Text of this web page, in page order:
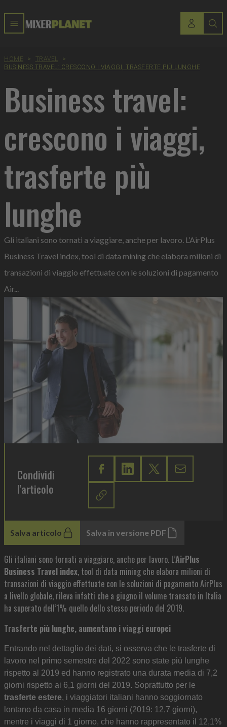
HOME > TRAVEL
>
BUSINESS TRAVEL: CRESCONO I VIAGGI, TRASFERTE PIÙ LUNGHE
Business travel:
crescono i viaggi,
trasferte più
lunghe
Gli italiani sono tornati a viaggiare, anche per lavoro. L’AirPlus
Business Travel index, tool di data mining che elabora milioni di
transazioni di viaggio effettuate con le soluzioni di pagamento
Air...
Condividi
l'articolo
Salva articolo Salva in versione PDF
Gli italiani sono tornati a viaggiare, anche per lavoro. L’AirPlus
Business Travel index, tool di data mining che elabora milioni di
transazioni di viaggio effettuate con le soluzioni di pagamento AirPlus
a livello globale, rileva infatti che a giugno il volume transato in Italia
ha superato dell’1% quello dello stesso periodo del 2019.
Trasferte più lunghe, aumentano i viaggi europei
Entrando nel dettaglio dei dati, si osserva che le trasferte di
lavoro nel primo semestre del 2022 sono state più lunghe
rispetto al 2019 ed hanno registrato una durata media di 7,2
giorni rispetto ai 6,1 giorni del 2019. Soprattutto per le
trasferte estere, i viaggiatori italiani hanno soggiornato
lontano da casa in media 16 giorni (2019: 12,7 giorni),
mentre i viaggi di 1 giorno, che hanno rappresentato il 12,1%